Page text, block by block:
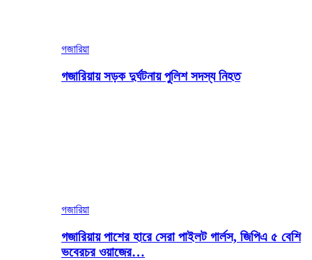
গজারিয়া
গজারিয়ায় সড়ক দুর্ঘটনায় পুলিশ সদস্য নিহত
গজারিয়া
গজারিয়ায় পাশের হারে সেরা পাইলট গার্লস, জিপিএ ৫ বেশি
ভবেরচর ওয়াজের…